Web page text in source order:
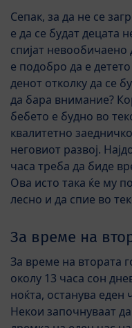
Сепак, за да не се
е да се будат децата
спијат невообичаено
е подобро да е
денот отколку да се
да бара внимание?
бебето е будно во
квалитетно
неговиот развој.
часа треба да биде
Ова исто така ќе му
лесно и да спие во
За време на
За време на втората
околу 13 часа сон
ноќта, останува еден
Некои започнуваат